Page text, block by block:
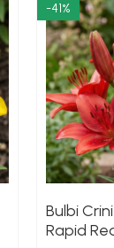
-41%
Bulbi
Rapid